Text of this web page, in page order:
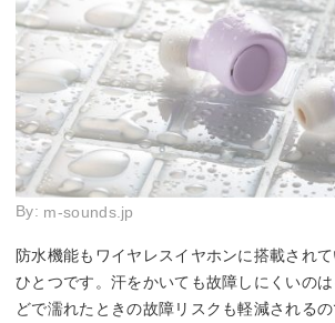
By: m-sounds.jp
防水機能もワイヤレスイヤホンに搭載され
ひとつです。汗をかいても故障しにくいの
どで濡れたときの故障リスクも軽減される